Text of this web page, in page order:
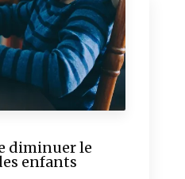
diminuer le
enfants